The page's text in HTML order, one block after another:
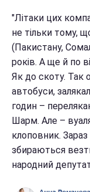
"Літаки цих
не тільки тому,
(Пакистану,
років. А ще й по
Як до скоту. Так
автобуси,
годин –
Шарм. Але –
клоповник. Зараз
збираються
народний